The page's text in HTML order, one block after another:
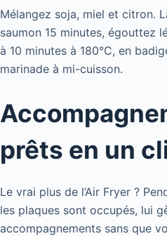
Mélangez soja, miel et citron.
saumon 15 minutes, égouttez
à 10 minutes à 180°C, en
marinade à mi-cuisson.
prêts en un
Le vrai plus de l’Air Fryer ?
les plaques sont occupés, lui
accompagnements sans que